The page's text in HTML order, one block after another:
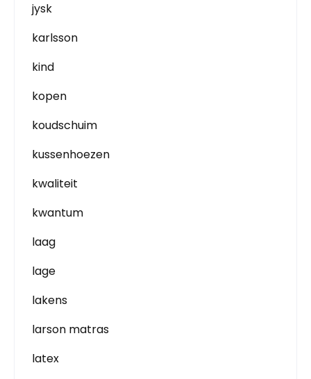
jysk
karlsson
kind
kopen
koudschuim
kussenhoezen
kwaliteit
kwantum
laag
lage
lakens
larson matras
latex